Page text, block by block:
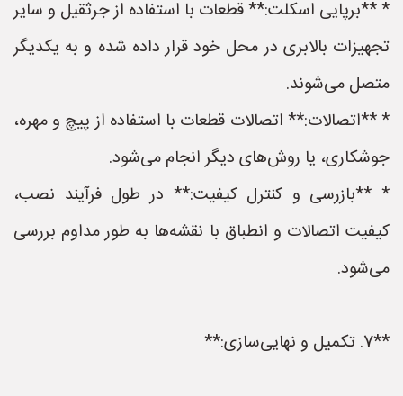
* **برپایی اسکلت:** قطعات با استفاده از جرثقیل و سایر
تجهیزات بالابری در محل خود قرار داده شده و به یکدیگر
متصل می‌شوند.
* **اتصالات:** اتصالات قطعات با استفاده از پیچ و مهره،
جوشکاری، یا روش‌های دیگر انجام می‌شود.
* **بازرسی و کنترل کیفیت:** در طول فرآیند نصب،
کیفیت اتصالات و انطباق با نقشه‌ها به طور مداوم بررسی
می‌شود.
**7. تکمیل و نهایی‌سازی:**